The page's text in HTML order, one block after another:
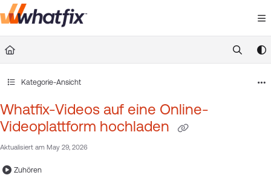
Documentation Index
Fetch the complete documentation index at:
https://
Kategorie-Ansicht
Whatfix-Videos auf eine Online-
Videoplattform hochladen
Aktualisiert am May 29, 2026
Zuhören